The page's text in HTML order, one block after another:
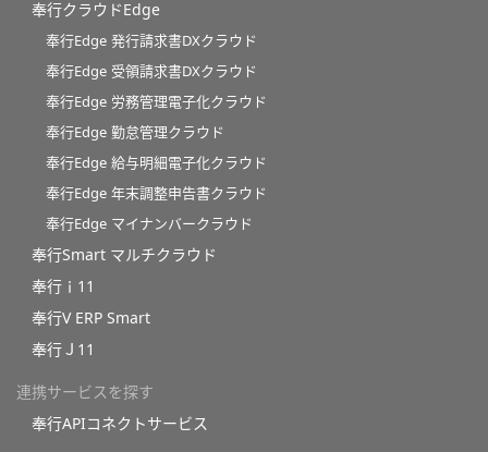
奉行クラウドEdge
奉行Edge 発行請求書DXクラウド
奉行Edge 受領請求書DXクラウド
奉行Edge 労務管理電子化クラウド
奉行Edge 勤怠管理クラウド
奉行Edge 給与明細電子化クラウド
奉行Edge 年末調整申告書クラウド
奉行Edge マイナンバークラウド
奉行Smart マルチクラウド
奉行ｉ11
奉行V ERP Smart
奉行Ｊ11
連携サービスを探す
奉行APIコネクトサービス